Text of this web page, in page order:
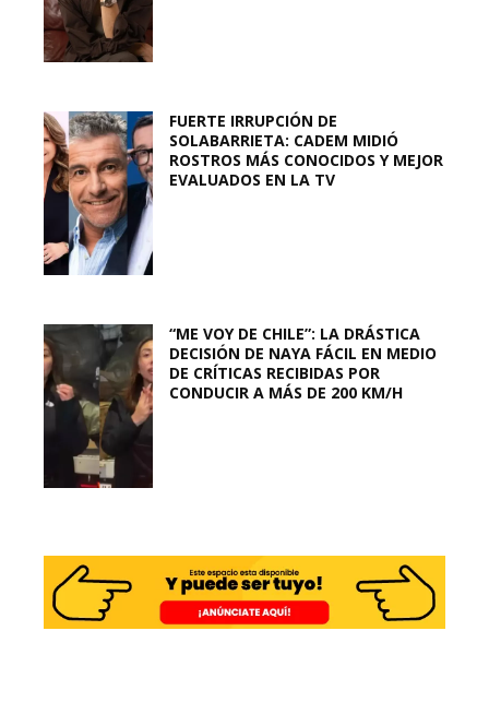
FUERTE IRRUPCIÓN DE
SOLABARRIETA: CADEM MIDIÓ
ROSTROS MÁS CONOCIDOS Y MEJOR
EVALUADOS EN LA TV
“ME VOY DE CHILE”: LA DRÁSTICA
DECISIÓN DE NAYA FÁCIL EN MEDIO
DE CRÍTICAS RECIBIDAS POR
CONDUCIR A MÁS DE 200 KM/H